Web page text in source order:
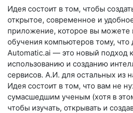
Идея состоит в том, чтобы
открытое, современное и
приложение, которое вы можете
обучения компьютеров тому, что
Automatic.ai — это новый подход
использованию и созданию
сервисов. А.И. для остальных из
Идея состоит в том, что вам не
сумасшедшим ученым (хотя в
чтобы изучать, открывать и